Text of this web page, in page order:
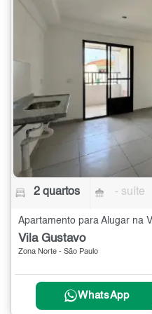
2 quartos - suíte
Apartamento para Alugar na
Vila Gustavo
Zona Norte - São Paulo
WhatsApp